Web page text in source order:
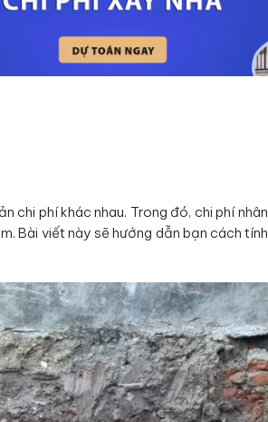
chi phí khác nhau. Trong đó, chi phí
Bài viết này sẽ hướng dẫn bạn cách